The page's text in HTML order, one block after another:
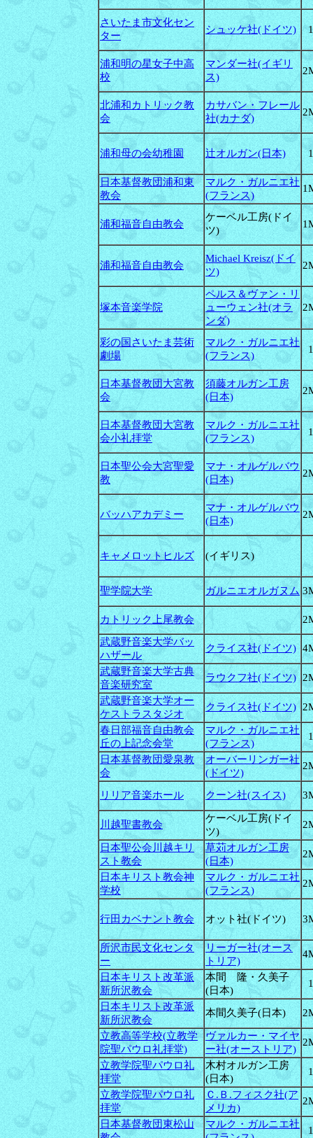
さいたま市文化セン
ター
シュッケ社(ドイツ)
浦和明の星女子中高
校
マンダー社(イギリ
ス)
北浦和カトリック教
会
カサバン・フレール
社(カナダ)
浦和母の会幼稚園 辻オルガン(日本)
日本基督教団浦和東
教会
マルク・ガルニエ社
(フランス)
浦和福音自由教会
ケーベル工房(ドイ
ツ)
浦和福音自由教会
Michael Kreisz(ドイ
ツ)
塚本音楽学院
ペルス＆ヴァン・リ
ューウェン社(オラ
ンダ)
彩の国さいたま芸術
劇場
マルク・ガルニエ社
(フランス)
日本基督教団大宮教
会
須藤オルガン工房
(日本)
日本基督教団大宮教
会小礼拝堂
マルク・ガルニエ社
(フランス)
日本聖公会大宮聖愛
教
マナ・オルゲルバウ
(日本)
バッハアカデミー
マナ・オルゲルバウ
(日本)
キャメロットヒルズ (イギリス)
聖学院大学 ガルニエオルガヌム
カトリック上尾教会
武蔵野音楽大学バッ
ハザール
クライス社(ドイツ)
武蔵野音楽大学古典
音楽研究室
ラウクフ社(ドイツ)
武蔵野音楽大学オー
ケストラスタジオ
クライス社(ドイツ)
春日部福音自由教会
丘の上記念会堂
マルク・ガルニエ社
(フランス)
日本基督教団愛泉教
会
オーバーリンガー社
(ドイツ)
リリア音楽ホール クーン社(スイス)
川越聖書教会
ケーベル工房(ドイ
ツ)
日本聖公会川越キリ
スト教会
草苅オルガン工房
(日本)
日本キリスト教会神
学校
マルク・ガルニエ社
(フランス)
行田カベナント教会 オット社(ドイツ)
所沢市民文化センタ
ー
リーガー社(オース
トリア)
日本キリスト改革派
新所沢教会
本間 隆・久美子
(日本)
日本キリスト改革派
新所沢教会
本間久美子(日本)
立教高等学校(立教学
院聖パウロ礼拝堂)
ヴァルカー・マイヤ
ー社(オーストリア)
立教学院聖パウロ礼
拝堂
木村オルガン工房
(日本)
立教学院聖パウロ礼
拝堂
Ｃ.Ｂ.フィスク社(ア
メリカ)
日本基督教団東松山
マルク・ガルニエ社